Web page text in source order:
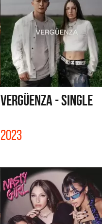
VERGÜENZA - SINGLE
2023